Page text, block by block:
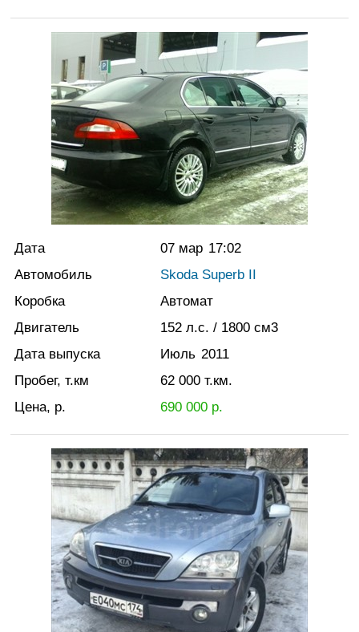
Дата 07 мар 17:02
Автомобиль
Skoda Superb II
Коробка
Автомат
Двигатель
152 л.с. / 1800 см3
Дата выпуска
Июль 2011
Пробег, т.км
62 000 т.км.
Цена, р.
690 000р.